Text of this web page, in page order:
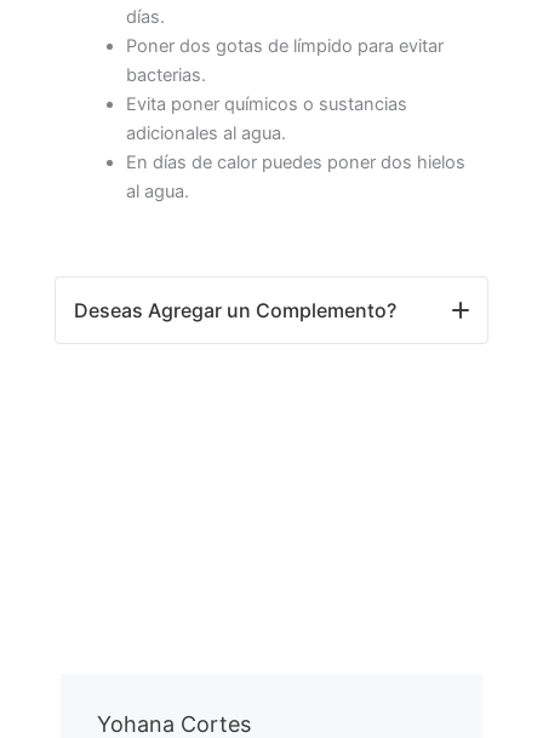
días.
Poner dos gotas de límpido para evitar
bacterias.
Evita poner químicos o sustancias
adicionales al agua.
En días de calor puedes poner dos hielos
al agua.
Deseas Agregar un Complemento?
Yohana Cortes